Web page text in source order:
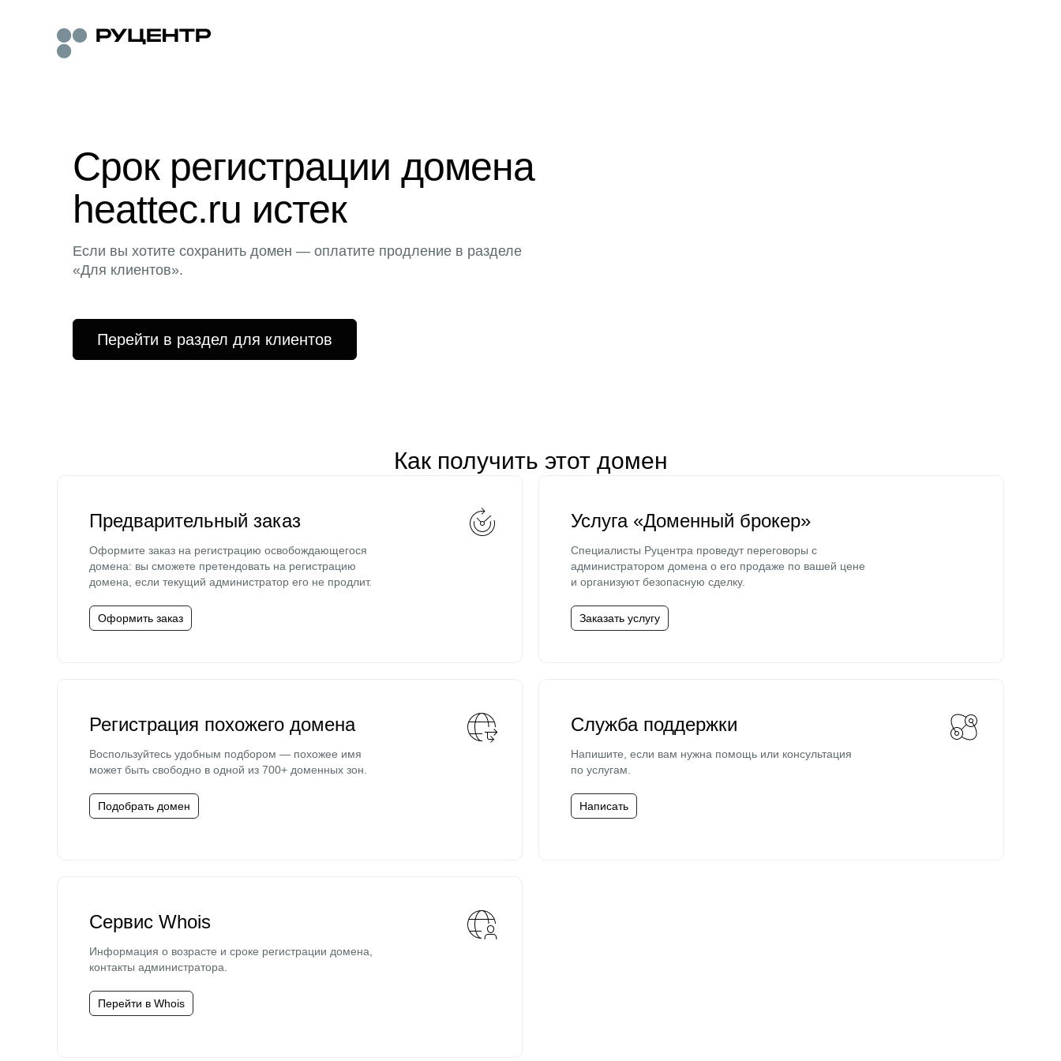
Срок регистрации домена
heattec.ru истек
Если вы хотите сохранить домен — оплатите продление в разделе
«Для клиентов».
Перейти в раздел для клиентов
Как получить этот домен
Предварительный заказ
Оформите заказ на регистрацию освобождающегося
домена: вы сможете претендовать на регистрацию
домена, если текущий администратор его не продлит.
Оформить заказ
Услуга «Доменный брокер»
Специалисты Руцентра проведут переговоры с
администратором домена о его продаже по вашей цене
и организуют безопасную сделку.
Заказать услугу
Регистрация похожего домена
Воспользуйтесь удобным подбором — похожее имя
может быть свободно в одной из 700+ доменных зон.
Подобрать домен
Служба поддержки
Напишите, если вам нужна помощь или консультация
по услугам.
Написать
Сервис Whois
Информация о возрасте и сроке регистрации домена,
контакты администратора.
Перейти в Whois